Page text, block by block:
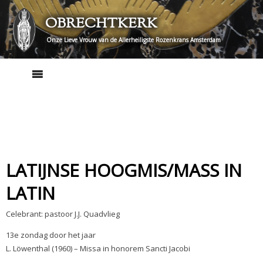
Skip
to
content
OBRECHTKERK
Onze Lieve Vrouw van de Allerheiligste Rozenkrans Amsterdam
LATIJNSE HOOGMIS/MASS IN
LATIN
Celebrant: pastoor J.J. Quadvlieg
13e zondag door het jaar
L. Löwenthal (1960) – Missa in honorem Sancti Jacobi